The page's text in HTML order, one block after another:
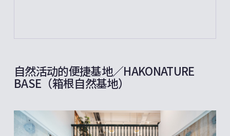
自然活动的便捷基地／HAKONATURE
BASE（箱根自然基地）